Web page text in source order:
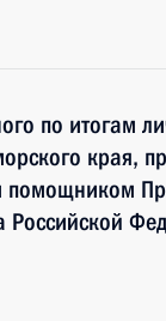
по итогам
края,